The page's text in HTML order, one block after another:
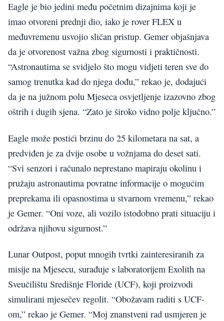
Eagle je bio jedini među početnim dizajnima koji je
imao otvoreni prednji dio, iako je rover FLEX u
međuvremenu usvojio sličan pristup. Gemer objašnjava
da je otvorenost važna zbog sigurnosti i praktičnosti.
“Astronautima se svidjelo što mogu vidjeti teren sve do
samog trenutka kad do njega dođu,” rekao je, dodajući
da je na južnom polu Mjeseca osvjetljenje izazovno zbog
oštrih i dugih sjena. “Zato je široko vidno polje ključno.”
Eagle može postići brzinu do 25 kilometara na sat, a
predviđen je za dvije osobe u vožnjama do deset sati.
“Svi senzori i računalo neprestano mapiraju okolinu i
pružaju astronautima povratne informacije o mogućim
preprekama ili opasnostima u stvarnom vremenu,” rekao
je Gemer. “Oni voze, ali vozilo istodobno prati situaciju i
održava njihovu sigurnost.”
Lunar Outpost, poput mnogih tvrtki zainteresiranih za
misije na Mjesecu, surađuje s laboratorijem Exolith na
Sveučilištu Središnje Floride (UCF), koji proizvodi
simulirani mjesečev regolit. “Obožavam raditi s UCF-
om,” rekao je Gemer. “Moj znanstveni rad usmjeren je